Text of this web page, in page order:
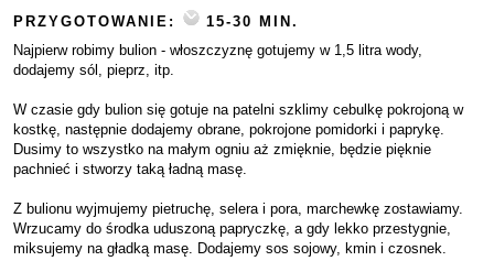
PRZYGOTOWANIE:
15-30 MIN.
Najpierw robimy bulion - włoszczyznę gotujemy w 1,5 litra wody,
dodajemy sól, pieprz, itp.
W czasie gdy bulion się gotuje na patelni szklimy cebulkę pokrojoną w
kostkę, następnie dodajemy obrane, pokrojone pomidorki i paprykę.
Dusimy to wszystko na małym ogniu aż zmięknie, będzie pięknie
pachnieć i stworzy taką ładną masę.
Z bulionu wyjmujemy pietruchę, selera i pora, marchewkę zostawiamy.
Wrzucamy do środka uduszoną papryczkę, a gdy lekko przestygnie,
miksujemy na gładką masę. Dodajemy sos sojowy, kmin i czosnek.